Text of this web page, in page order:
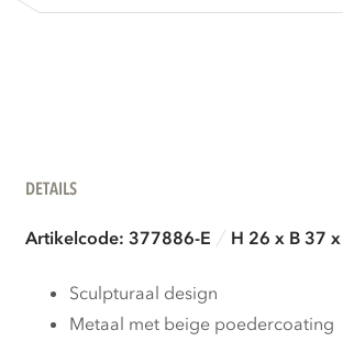
DETAILS
Artikelcode: 377886-E H 26 x B 37
Sculpturaal design
Metaal met beige poedercoating